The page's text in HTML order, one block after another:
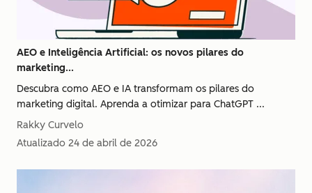
AEO e Inteligência Artificial: os novos pilares do
marketing...
Descubra como AEO e IA transformam os pilares do
marketing digital. Aprenda a otimizar para ChatGPT ...
Rakky Curvelo
Atualizado 24 de abril de 2026